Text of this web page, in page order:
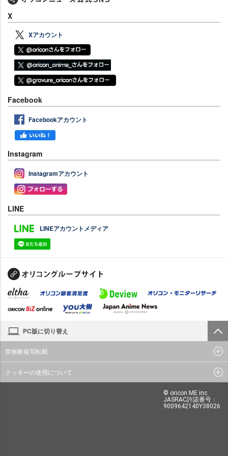
X
Xアカウント
Facebook
Facebookアカウント
Instagram
Instagramアカウント
LINE
LINEアカウントメディア
PC版に切り替え
禁無断複写転載
クッキーの使用について
© oricon ME inc.
JASRAC許諾番号：
9009642140Y38026